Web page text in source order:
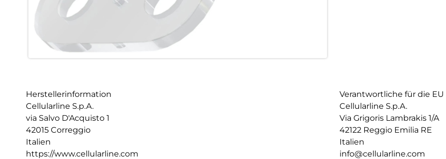
Herstellerinformation
Cellularline S.p.A.
via Salvo D'Acquisto 1
42015 Correggio
Italien
https://www.cellularline.com
Verantwortliche für die EU
Cellularline S.p.A.
Via Grigoris Lambrakis 1/A
42122 Reggio Emilia RE
Italien
info@cellularline.com